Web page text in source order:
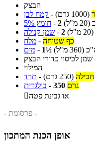
הבצק
קמח לבן -
(1000 גרם)
חומץ 5% - 2
(20 מ"ל)
שמן קנולה - 2
(20 מ"ל)
מלח - כף שטוחה
מים - 1½
(360 מ"ל)
שמן לכיסוי כדורי הבצק
המילוי
תרד - חבילה (250 גרם)
בולגרית - 350 גרם
או גבינת פטה
- פרסומת -
אופן הכנת המתכון